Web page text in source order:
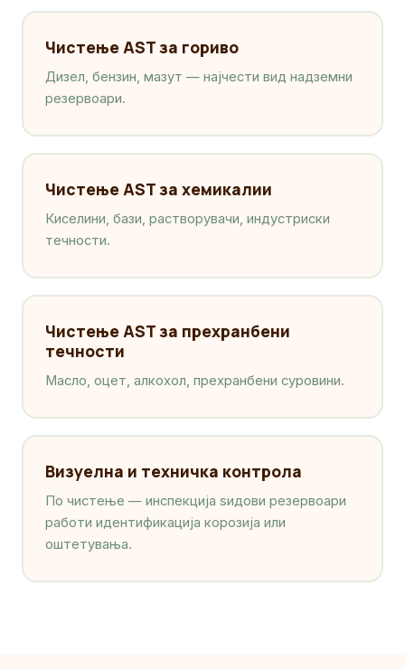
Чистење AST за гориво
Дизел, бензин, мазут — најчести вид надземни
резервоари.
Чистење AST за хемикалии
Киселини, бази, растворувачи, индустриски
течности.
Чистење AST за прехранбени
течности
Масло, оцет, алкохол, прехранбени суровини.
Визуелна и техничка контрола
По чистење — инспекција ѕидови резервоари
работи идентификација корозија или
оштетувања.